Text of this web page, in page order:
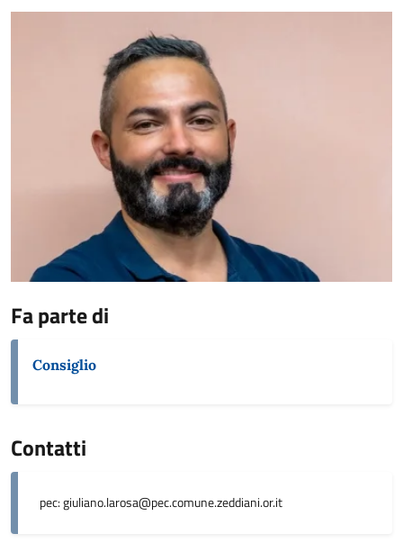
Fa parte di
Consiglio
Contatti
pec: giuliano.larosa@pec.comune.zeddiani.or.it